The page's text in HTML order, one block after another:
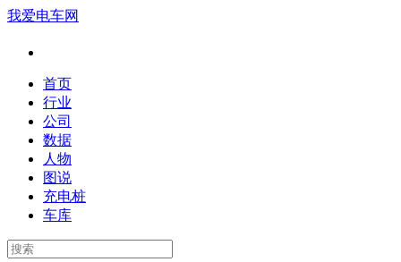
我爱电车网
首页
行业
公司
数据
人物
图说
充电桩
车库